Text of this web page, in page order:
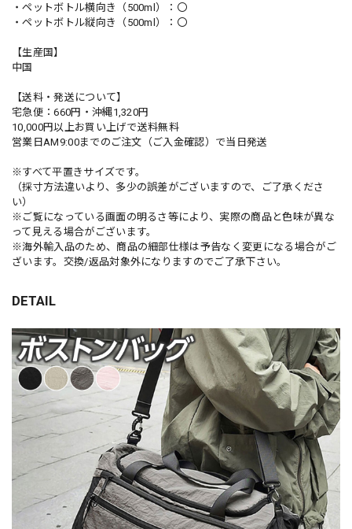
・ペットボトル横向き（500ml）：〇
・ペットボトル縦向き（500ml）：〇
【生産国】
中国
【送料・発送について】
宅急便：660円・沖縄1,320円
10,000円以上お買い上げで送料無料
営業日AM9:00までのご注文（ご入金確認）で当日発送
※すべて平置きサイズです。
（採寸方法違いより、多少の誤差がございますので、ご了承くださ
い）
※ご覧になっている画面の明るさ等により、実際の商品と色味が異な
って見える場合がございます。
※海外輸入品のため、商品の細部仕様は予告なく変更になる場合がご
ざいます。交換/返品対象外になりますのでご了承下さい。
DETAIL